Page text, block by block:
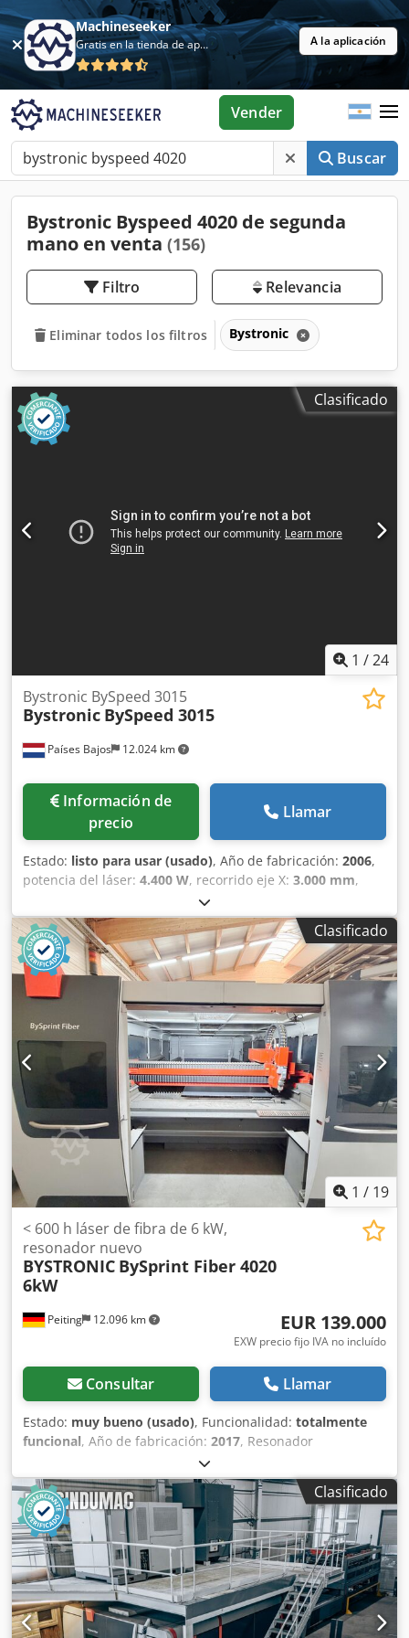
Machineseeker
Gratis en la tienda de aplicaciones A la aplicación
Buscar
Vender
Bystronic Byspeed 4020 de segunda
mano en venta (156)
Filtro Relevancia
Eliminar todos los filtros Bystronic
Clasificado
1 /24
Países Bajos 12.024 km
Bystronic BySpeed 3015
Bystronic BySpeed 3015
Información de
precio
Llamar
Estado: listo para usar (usado), Año de fabricación: 2006,
potencia del láser: 4.400 W, recorrido eje X: 3.000 mm,
1.500 mm, número de ejes:
máquina Bystronic BySpeed 3015 de 3 ejes se fabricó en
2006. Cuenta con un potente resonador de CO₂ de 4,4 kW y
admite chapas de un tamaño máximo de 3000 x 1500 mm.
La máquina incluye 20 posiciones de palé para un
funcionamiento eficiente. Si busca obtener capacidades de
corte por láser de alta calidad, considere la máquina de
corte por láser de CO₂ Bystronic BySpeed 3015 que
tenemos a la venta. Póngase en contacto con nosotros para
obtener más detalles. Cedpfozl D N Djx Ac Terf
Clasificado
1 / 19
Peiting 12.096 km
< 600 h láser de fibra de 6 kW,
resonador nuevo
BYSTRONIC BySprint Fiber 4020
6kW
EUR 139.000
EXW precio fijo IVA no incluído
Consultar Llamar
Estado: muy bueno (usado), Funcionalidad: totalmente
funcional, Año de fabricación: 2017, Resonador
completamente nuevo disponible a finales de 2025 con
6.000 vatios + Nuevo cabezal de corte láser (inversión de
aproximadamente 190.000 € en 2025) Disponible de
inmediato; se puede organizar una visita. Fabricante:
Bystronic Modelo: BySprint fiber 3015 Año de fabricación:
2022 / nuevo resonador y cabezal de corte en 2025
Formato de chapa: formato máximo, 4.000 x 2.000 mm
Horas de funcionamiento: Después de la actualización a
finales de 2025: aproximadamente 1.400 horas de
funcionamiento, aproximadamente 550 horas de corte
Clasificado